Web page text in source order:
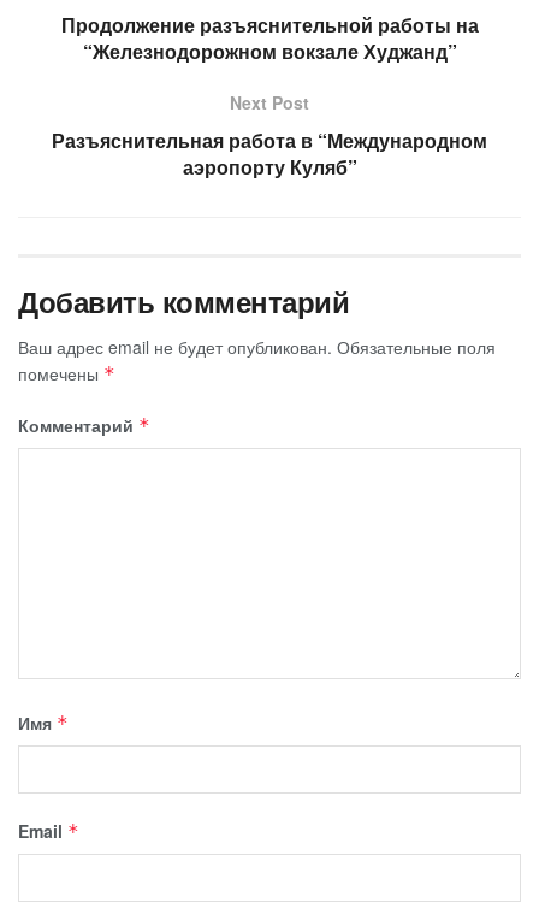
Продолжение разъяснительной работы на
“Железнодорожном вокзале Худжанд”
Next Post
Разъяснительная работа в “Международном
аэропорту Куляб”
Добавить комментарий
Ваш адрес email не будет опубликован. Обязательные поля
помечены *
Комментарий *
Имя *
Email *